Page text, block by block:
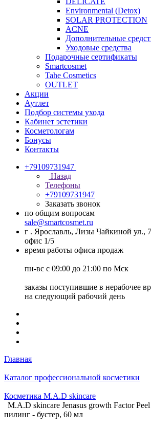
Environmental (Detox)
SOLAR PROTECTION
АCNE
Дополнительные
Уходовые средства
Подарочные сертификаты
Smartcosmet
Tahe Cosmetics
OUTLET
Акции
Аутлет
Подбор системы ухода
Кабинет эстетики
Косметологам
Бонусы
Контакты
+79109731947
Назад
Телефоны
+79109731947
Заказать звонок
по общим вопросам
sale@smartcosmet.ru
г . Ярославль, Лизы Чайкиной ул., 7
офис 1/5
время работы офиса продаж
пн-вс с 09:00 до 21:00 по Мск
заказы поступившие в нерабочее
на следующий рабочий день
Главная
Каталог профессиональной косметики
Косметика M.A.D skincare
M.A.D skincare Jenasus growth Factor
пилинг - бустер, 60 мл